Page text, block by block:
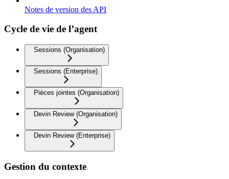
Notes de version des API
Cycle de vie de l’agent
Sessions (Organisation)
Sessions (Enterprise)
Pièces jointes (Organisation)
Devin Review (Organisation)
Devin Review (Enterprise)
Gestion du contexte